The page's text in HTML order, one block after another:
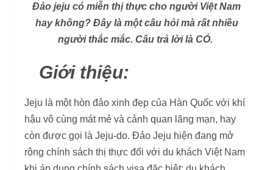
Đảo jeju có miễn thị thực cho người Việt Nam
hay không? Đây là một câu hỏi mà rất nhiều
người thắc mắc. Câu trả lời là CÓ.
Giới thiệu:
Jeju là một hòn đảo xinh đẹp của Hàn Quốc với khí
hậu vô cùng mát mẻ và cảnh quan lãng mạn, hay
còn được gọi là Jeju-do. Đảo Jeju hiện đang mở
rộng chính sách thị thực đối với du khách Việt Nam